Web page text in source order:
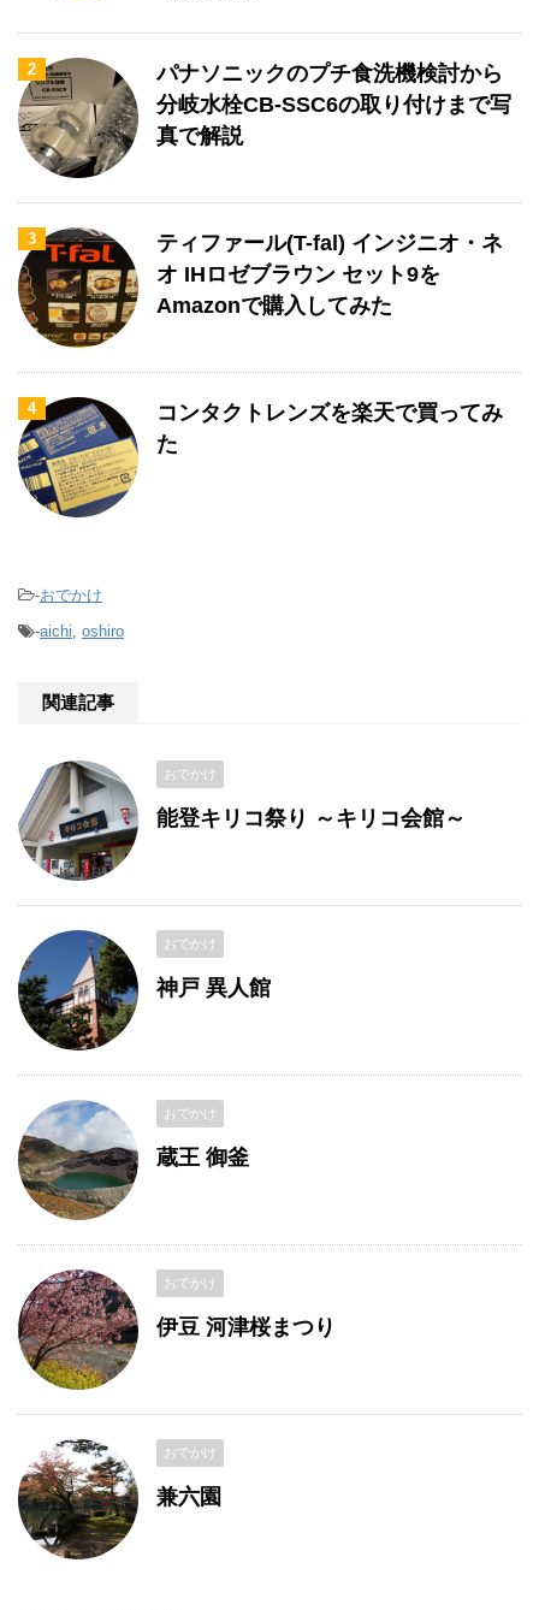
2
パナソニックのプチ食洗機検討から
分岐水栓CB-SSC6の取り付けまで写
真で解説
3
ティファール(T-fal) インジニオ・ネ
オ IHロゼブラウン セット9を
Amazonで購入してみた
4
コンタクトレンズを楽天で買ってみ
た
-おでかけ
-aichi oshiro
関連記事
おでかけ
能登キリコ祭り ～キリコ会館～
おでかけ
神戸 異人館
おでかけ
蔵王 御釜
おでかけ
伊豆 河津桜まつり
おでかけ
兼六園